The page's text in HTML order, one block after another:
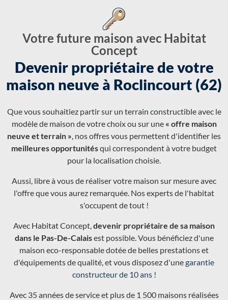
Votre future maison avec Habitat
Concept
Devenir propriétaire de votre
maison neuve à Roclincourt (62)
Que vous souhaitiez partir sur un terrain constructible avec le
modèle de maison de votre choix ou sur une « offre maison
neuve et terrain », nos offres vous permettent d'identifier les
meilleures opportunitésqui correspondent à votre budget
pour la localisation choisie.
Aussi, libre à vous de réaliser votre maison sur mesure avec
l'offre que vous aurez remarquée. Nos experts de l'habitat
s'occupent de tout !
Avec Habitat Concept,devenir propriétaire de sa maison
dans le Pas-De-Calaisest possible. Vous bénéficiez d'une
maison eco-responsable dotée de belles prestations et
d'équipements de qualité, et vous disposez d'unegarantie
constructeur de 10 ans!
Avec 35 années de service et plus de 1 500 maisons réalisées